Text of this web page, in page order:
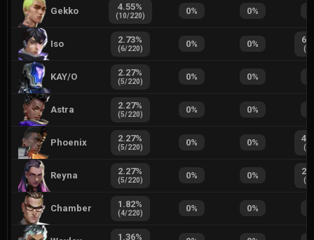
Gekko 4.55%
(10/220) 0% 0%
Iso 2.73%
(6/220) 0% 0% (3
KAY/O 2.27%
(5/220) 0% 0%
Astra 2.27%
(5/220) 0% 0%
Phoenix 2.27%
(5/220) 0% 0% (2
Reyna 2.27%
(5/220) 0% 0% (1
Chamber 1.82%
(4/220) 0% 0%
1.36%